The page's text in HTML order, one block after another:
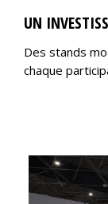
UN
Des stands
chaque